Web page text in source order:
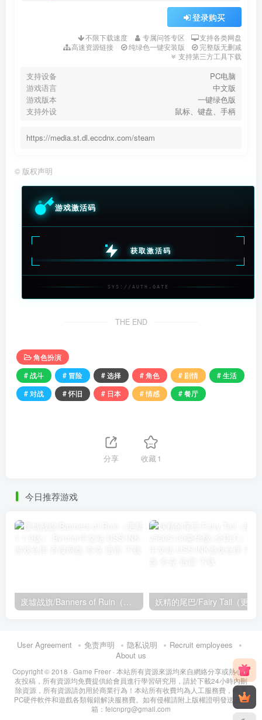
登录购买
不限下载速度 专属问答专区
支持各类网盘
高速资源链接
纯绿色一键安装版
完整版无删减
支持第三方工具下载
支持设备
PC电脑
游戏语言
中文版
游戏版本
一键绿色版
支持外设
鼠标、键盘、手柄
https://media.st.dl.eccdnx.com/steam
© 版权声明
游戏激活码
获取激活码
SYS://AUTH.GATE
THE END
角色扮演
# 战斗
# 冒险 # 选择 # 角色 # 剧情
# 生活
# 对战
# 怀旧 # 日本 # 情感 # 餐厅
分享 收藏1
今日推荐游戏
废墟战旗/Banners of Ruin（更新1.1.9版）
User Agreement 免责声明 隐私说明
Recruit employees
About us
Copyright © 2018 · Game Freer · 本站所有資源來源均來自網絡分享或熱心網
友投稿，所有資源均免費提供給會員進行學習研究用，請於下載24小時內刪
除資源，所有資源請勿用於商業行為！本站所有收費均為人工服務費，包含
PC硬件軟件和遊戲各類報錯解決服務費。如有侵權請附上版權證明發送至郵
箱：feicnprg@gmail.com